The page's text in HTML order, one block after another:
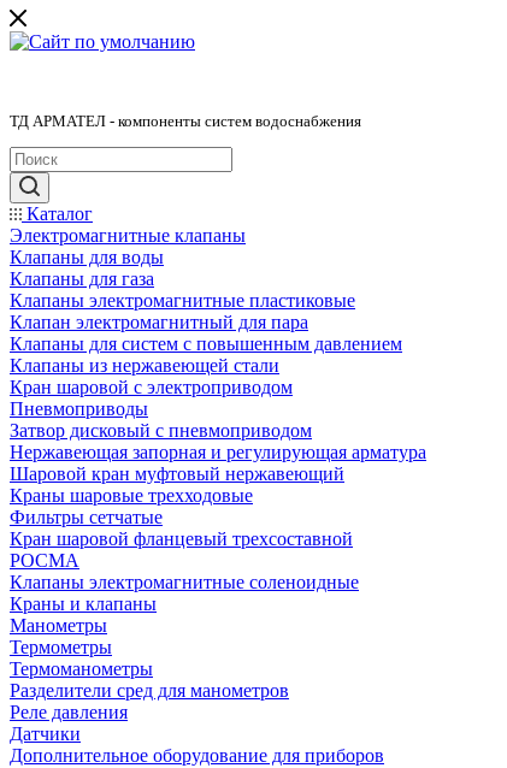
ТД АРМАТЕЛ - компоненты систем водоснабжения
Каталог
Электромагнитные клапаны
Клапаны для воды
Клапаны для газа
Клапаны электромагнитные пластиковые
Клапан электромагнитный для пара
Клапаны для систем с повышенным давлением
Клапаны из нержавеющей стали
Кран шаровой с электроприводом
Пневмоприводы
Затвор дисковый с пневмоприводом
Нержавеющая запорная и регулирующая арматура
Шаровой кран муфтовый нержавеющий
Краны шаровые трехходовые
Фильтры сетчатые
Кран шаровой фланцевый трехсоставной
РОСМА
Клапаны электромагнитные соленоидные
Краны и клапаны
Манометры
Термометры
Термоманометры
Разделители сред для манометров
Реле давления
Датчики
Дополнительное оборудование для приборов